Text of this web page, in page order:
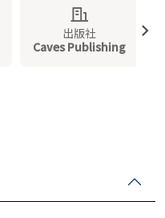
出版社
Caves Publishing